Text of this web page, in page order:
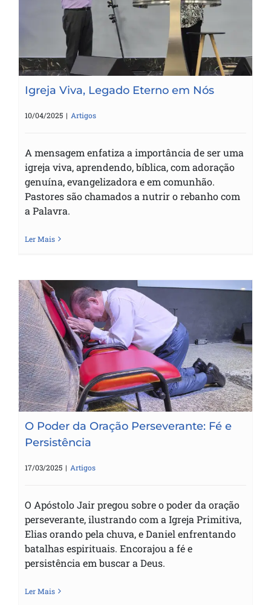
Igreja Viva, Legado Eterno em Nós
Igreja Viva, Legado Eterno em Nós
10/04/2025 | Artigos
A mensagem enfatiza a importância de ser uma
igreja viva, aprendendo, bíblica, com adoração
genuína, evangelizadora e em comunhão.
Pastores são chamados a nutrir o rebanho com
a Palavra.
Ler Mais
O Poder da Oração Perseverante: Fé e
Persistência
O Poder da Oração Perseverante: Fé e
Persistência
17/03/2025 | Artigos
O Apóstolo Jair pregou sobre o poder da oração
perseverante, ilustrando com a Igreja Primitiva,
Elias orando pela chuva, e Daniel enfrentando
batalhas espirituais. Encorajou a fé e
persistência em buscar a Deus.
Ler Mais